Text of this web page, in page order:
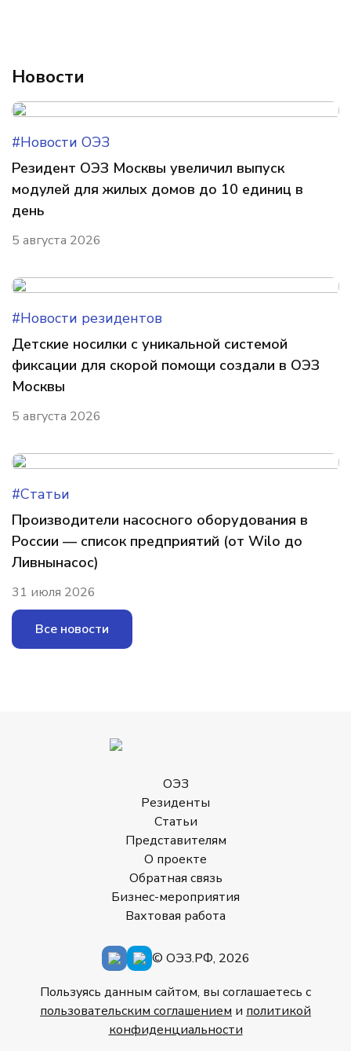
Новости
#Новости ОЭЗ
Резидент ОЭЗ Москвы увеличил выпуск
модулей для жилых домов до 10 единиц в
день
5 августа 2026
#Новости резидентов
Детские носилки с уникальной системой
фиксации для скорой помощи создали в ОЭЗ
Москвы
5 августа 2026
#Статьи
Производители насосного оборудования в
России — список предприятий (от Wilo до
Ливнынасос)
31 июля 2026
Все новости
ОЭЗ
Резиденты
Статьи
Представителям
О проекте
Обратная связь
Бизнес-мероприятия
Вахтовая работа
© ОЭЗ.РФ, 2026
Пользуясь данным сайтом, вы соглашаетесь с
пользовательским соглашением и политикой
конфиденциальности